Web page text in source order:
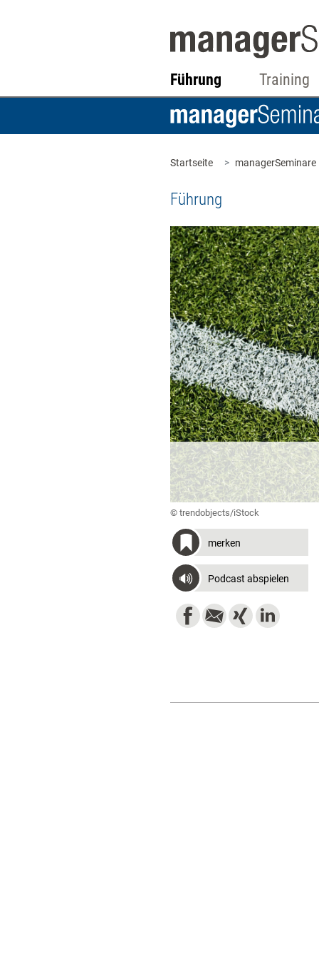
Führung Training
Startseite managerSeminare
Führung
© trendobjects/iStock
merken
Podcast abspielen